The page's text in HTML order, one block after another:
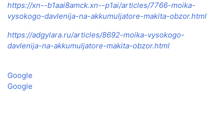
https://xn--b1aai8amck.xn--p1ai/articles/7766-moika-
vysokogo-davlenija-na-akkumuljatore-makita-obzor.html
https://adgylara.ru/articles/8692-moika-vysokogo-
davlenija-na-akkumuljatore-makita-obzor.html
Google
Google